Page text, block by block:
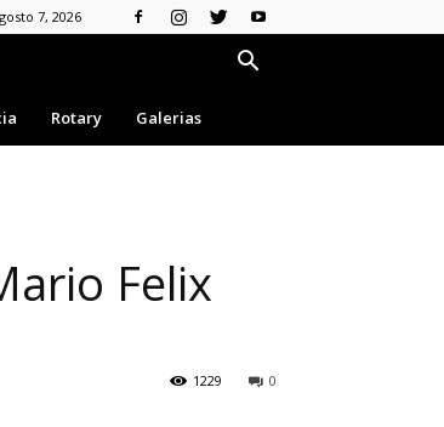
7, 2026
Rotary Galerias
Felix
0
1229